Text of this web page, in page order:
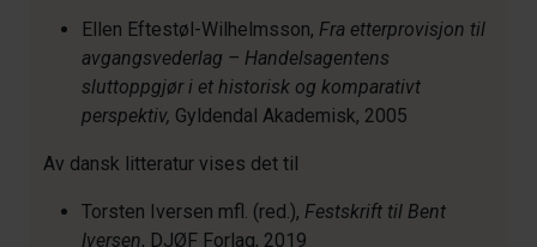
Ellen Eftestøl-Wilhelmsson, Fra etterprovisjon til
avgangsvederlag – Handelsagentens
sluttoppgjør i et historisk og komparativt
perspektiv, Gyldendal Akademisk, 2005
Av dansk litteratur vises det til
Torsten Iversen mfl. (red.), Festskrift til Bent
Iversen, DJØF Forlag, 2019